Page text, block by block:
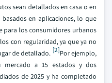
sean detallados en casa o en
en aplicaciones, lo que
los consumidores urbanos
con regularidad, ya que ya no
de detallado. [2]Por ejemplo,
mercado a 15 estados y dos
de 2025 y ha completado